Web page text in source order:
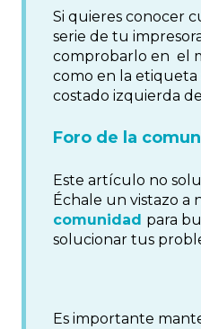
Si quieres conocer
serie de tu
comprobarlo en el
como en la etiqueta
costado izquierda
Foro de la
Este artículo no
Échale un vistazo a
comunidad para
solucionar tus
Es importante